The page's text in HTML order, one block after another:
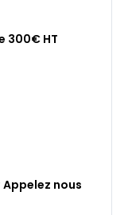
300€ HT
nous